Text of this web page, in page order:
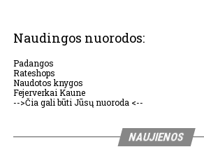
Naudingos nuorodos:
Padangos
Rateshops
Naudotos knygos
Fejerverkai Kaune
-->Čia gali būti Jūsų nuoroda <--
NAUJIENOS